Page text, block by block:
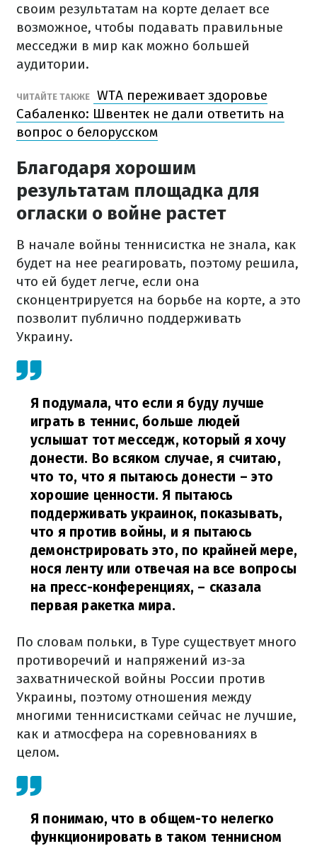
своим результатам на корте делает все
возможное, чтобы подавать правильные
месседжи в мир как можно большей
аудитории.
ЧИТАЙТЕ ТАКЖЕ
WTA переживает здоровье
Сабаленко: Швентек не дали ответить на
вопрос о белорусском
Благодаря хорошим
результатам площадка для
огласки о войне растет
В начале войны теннисистка не знала, как
будет на нее реагировать, поэтому решила,
что ей будет легче, если она
сконцентрируется на борьбе на корте, а это
позволит публично поддерживать
Украину.
Я подумала, что если я буду лучше
играть в теннис, больше людей
услышат тот месседж, который я хочу
донести. Во всяком случае, я считаю,
что то, что я пытаюсь донести – это
хорошие ценности. Я пытаюсь
поддерживать украинок, показывать,
что я против войны, и я пытаюсь
демонстрировать это, по крайней мере,
нося ленту или отвечая на все вопросы
на пресс-конференциях, – сказала
первая ракетка мира.
По словам польки, в Туре существует много
противоречий и напряжений из-за
захватнической войны России против
Украины, поэтому отношения между
многими теннисистками сейчас не лучшие,
как и атмосфера на соревнованиях в
целом.
Я понимаю, что в общем-то нелегко
функционировать в таком теннисном